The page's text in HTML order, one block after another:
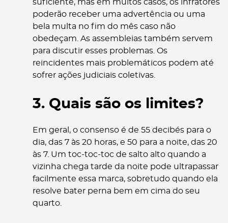
suficiente, mas em muitos casos, os infratores
poderão receber uma advertência ou uma
bela multa no fim do mês caso não
obedeçam. As assembleias também servem
para discutir esses problemas. Os
reincidentes mais problemáticos podem até
sofrer ações judiciais coletivas.
3. Quais são os limites?
Em geral, o consenso é de 55 decibés para o
dia, das 7 às 20 horas, e 50 para a noite, das 20
às 7. Um toc-toc-toc de salto alto quando a
vizinha chega tarde da noite pode ultrapassar
facilmente essa marca, sobretudo quando ela
resolve bater perna bem em cima do seu
quarto.